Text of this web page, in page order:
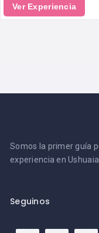
Ver Experiencia
Somos la primer guía
experiencia en Ushuaia.
Seguinos